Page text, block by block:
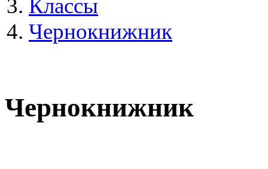
Классы
Чернокнижник
Чернокнижник